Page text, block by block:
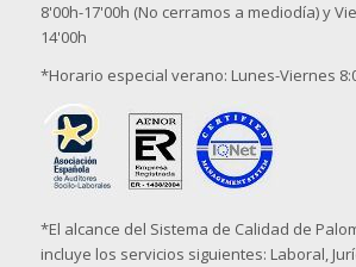
8'00h-17'00h (No cerramos a mediodía) y
14'00h
*Horario especial verano: Lunes-Viernes
*El alcance del Sistema de Calidad de
incluye los servicios siguientes: Laboral,